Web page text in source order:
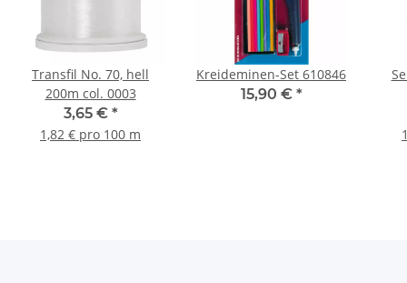
Transfil No. 70, hell
200m col. 0003
3,65 € *
1,82 € pro 100 m
Kreideminen-Set 610846
15,90 € *